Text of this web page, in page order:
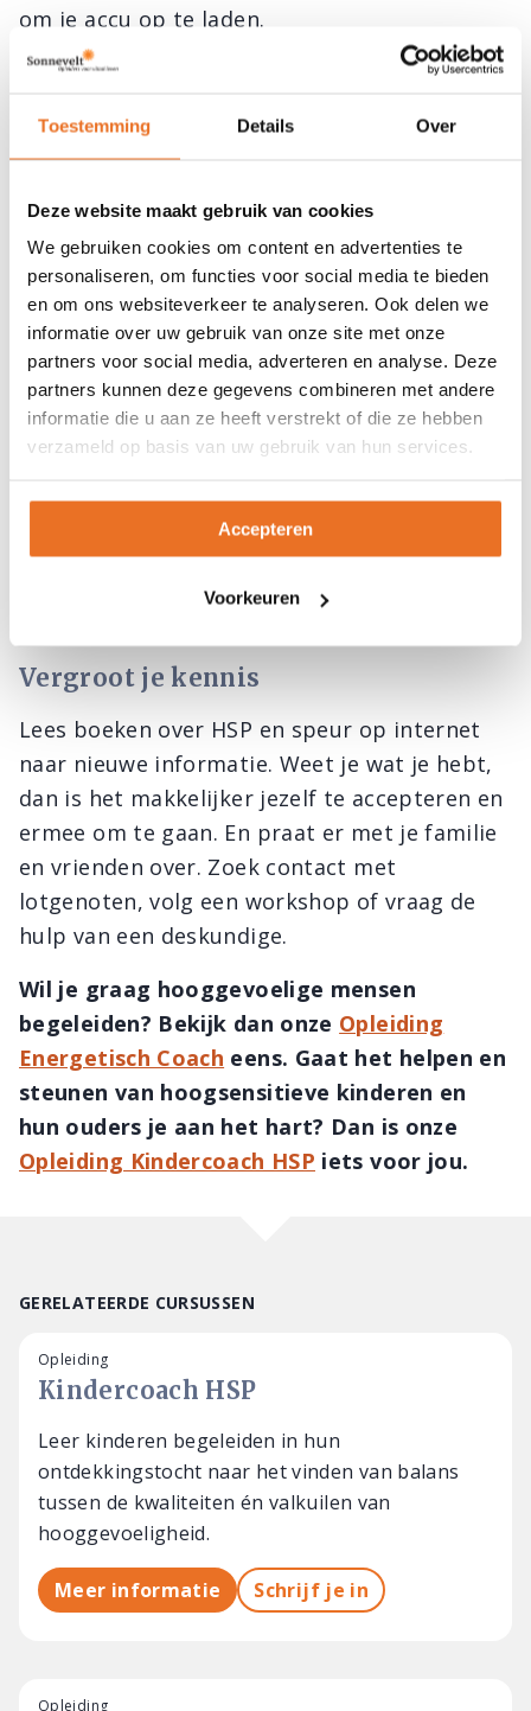
Toestemming Details Over
Deze website maakt gebruik van cookies
We gebruiken cookies om content en advertenties te
personaliseren, om functies voor social media te bieden
en om ons websiteverkeer te analyseren. Ook delen we
informatie over uw gebruik van onze site met onze
partners voor social media, adverteren en analyse. Deze
partners kunnen deze gegevens combineren met andere
informatie die u aan ze heeft verstrekt of die ze hebben
verzameld op basis van uw gebruik van hun services.
Accepteren
Voorkeuren
om je accu op te laden.
Gezond leven betekent onder andere goed
energie. Laat suikerrijke voedingsmiddelen
staan, die kosten juist energie. Probeer
daarnaast genoeg te slapen. Of nog beter:
creëer een vast avond ritueel. Met wat yoga-
en ontspanningsoefeningen. Dat bevordert je
nachtrust.
Stel grenzen
Je mag nee zeggen als iemand je iets vraagt
en je weet dat het ten koste gaat van je
tijdstip kan dat het je wel schikt.
Vergroot je kennis
Lees boeken over HSP en speur op internet
naar nieuwe informatie. Weet je wat je hebt,
dan is het makkelijker jezelf te accepteren en
ermee om te gaan. En praat er met je familie
en vrienden over. Zoek contact met
lotgenoten, volg een workshop of vraag de
hulp van een deskundige.
Wil je graag hooggevoelige mensen
begeleiden? Bekijk dan onze Opleiding
Energetisch Coach eens. Gaat het helpen en
steunen van hoogsensitieve kinderen en
hun ouders je aan het hart? Dan is onze
Opleiding Kindercoach HSP iets voor jou.
GERELATEERDE CURSUSSEN
Kindercoach HSP
Opleiding
Leer kinderen begeleiden in hun
ontdekkingstocht naar het vinden van balans
tussen de kwaliteiten én valkuilen van
hooggevoeligheid.
Meer informatie Schrijf je in
Opleiding